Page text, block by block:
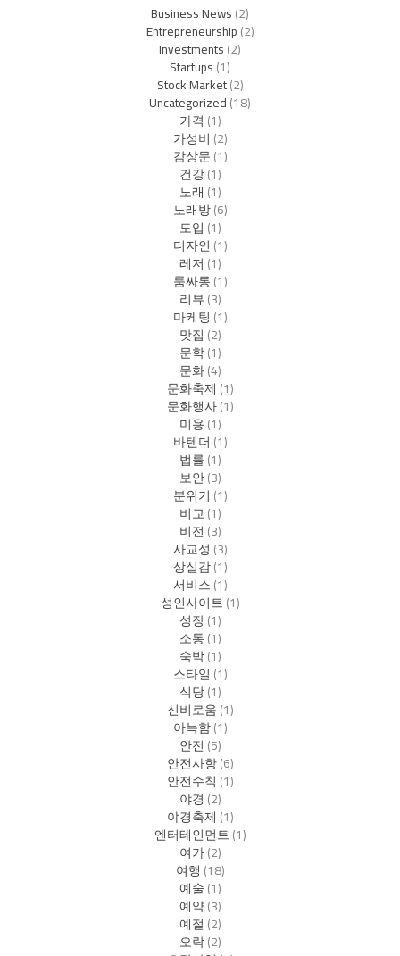
Business News(2)
Entrepreneurship(2)
Investments(2)
Startups(1)
Stock Market(2)
Uncategorized(18)
가격 (1)
가성비 (2)
감상문(1)
건강(1)
노래 (1)
노래방(6)
도입 (1)
디자인(1)
레저 (1)
룸싸롱(1)
리뷰(3)
마케팅 (1)
맛집 (2)
문학(1)
문화(4)
문화축제 (1)
문화행사(1)
미용(1)
바텐더 (1)
법률(1)
보안(3)
분위기 (1)
비교(1)
비전(3)
사교성 (3)
상실감(1)
서비스(1)
성인사이트(1)
성장(1)
소통(1)
숙박(1)
스타일 (1)
식당(1)
신비로움(1)
아늑함(1)
안전(5)
안전사항(6)
안전수칙 (1)
야경 (2)
야경축제 (1)
엔터테인먼트(1)
여가(2)
여행 (18)
예술(1)
예약(3)
예절 (2)
오락(2)